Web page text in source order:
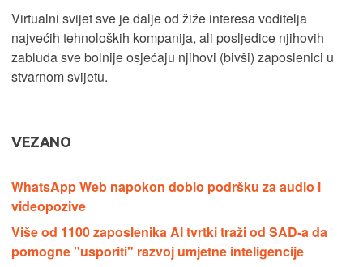
Virtualni svijet sve je dalje od žiže interesa voditelja
najvećih tehnoloških kompanija, ali posljedice njihovih
zabluda sve bolnije osjećaju njihovi (bivši) zaposlenici u
stvarnom svijetu.
VEZANO
WhatsApp Web napokon dobio podršku za audio i
videopozive
Više od 1100 zaposlenika AI tvrtki traži od SAD-a da
pomogne "usporiti" razvoj umjetne inteligencije